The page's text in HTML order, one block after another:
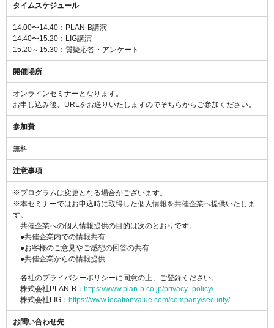
タイムスケジュール
14:00〜14:40：PLAN-B講演
14:40〜15:20：LIG講演
15:20～15:30：質疑応答・アンケート
開催場所
オンラインセミナーとなります。
お申し込み後、URLをお送りいたしますのでそちらからご参加ください。
参加費
無料
注意事項
※プログラムは変更となる場合がございます。
※本セミナーではお申込時に取得した個人情報を共催企業へ提供いたしま
す。
共催企業への個人情報提供の目的は次のとおりです。
●共催企業内での情報共有
●お客様のご意見やご感想の回答の共有
●共催企業からの情報提供
各社のプライバシーポリシーに同意の上、ご登録ください。
株式会社PLAN-B： https://www.plan-b.co.jp/privacy_policy/
株式会社LIG： https://www.locationvalue.com/company/security/
お問い合わせ先